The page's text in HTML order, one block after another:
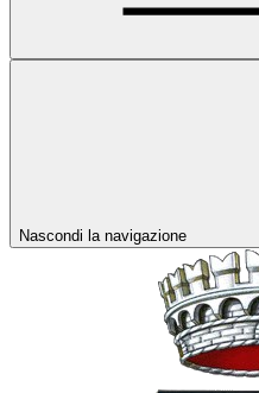
Nascondi la navigazione